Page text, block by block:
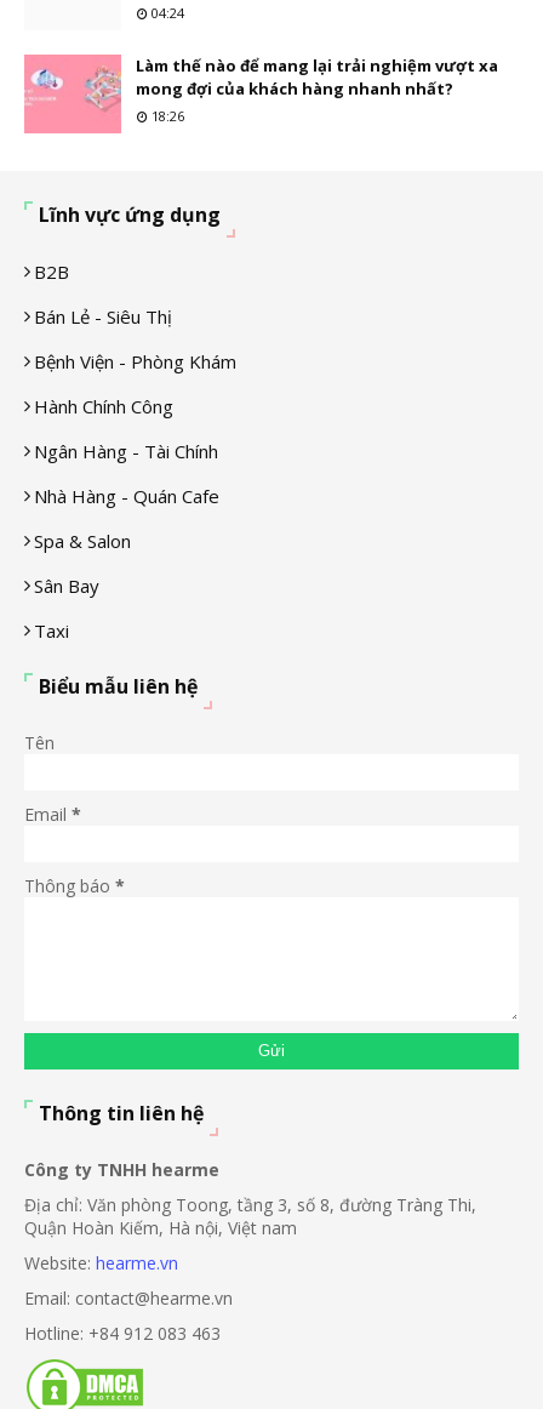
04:24
Làm thế nào để mang lại trải nghiệm vượt xa
mong đợi của khách hàng nhanh nhất?
18:26
Lĩnh vực ứng dụng
B2B
Bán Lẻ - Siêu Thị
Bệnh Viện - Phòng Khám
Hành Chính Công
Ngân Hàng - Tài Chính
Nhà Hàng - Quán Cafe
Spa & Salon
Sân Bay
Taxi
Biểu mẫu liên hệ
Tên
Email *
Thông báo *
Thông tin liên hệ
Công ty TNHH hearme
Địa chỉ: Văn phòng Toong, tầng 3, số 8, đường Tràng Thi,
Quận Hoàn Kiếm, Hà nội, Việt nam
Website: hearme.vn
Email: contact@hearme.vn
Hotline: +84 912 083 463